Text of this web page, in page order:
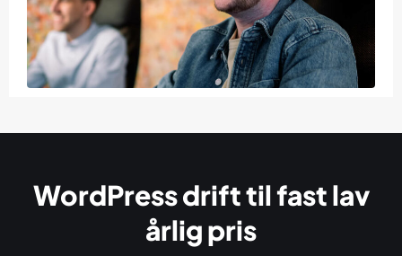
WordPress drift til fast lav
årlig pris